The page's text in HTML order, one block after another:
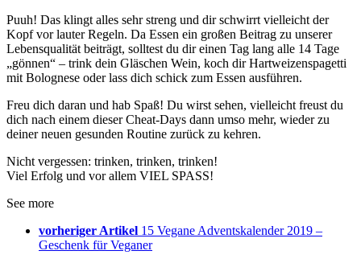
Puuh! Das klingt alles sehr streng und dir schwirrt vielleicht der
Kopf vor lauter Regeln. Da Essen ein großen Beitrag zu unserer
Lebensqualität beiträgt, solltest du dir einen Tag lang alle 14 Tage
„gönnen“ – trink dein Gläschen Wein, koch dir Hartweizenspagetti
mit Bolognese oder lass dich schick zum Essen ausführen.
Freu dich daran und hab Spaß! Du wirst sehen, vielleicht freust du
dich nach einem dieser Cheat-Days dann umso mehr, wieder zu
deiner neuen gesunden Routine zurück zu kehren.
Nicht vergessen: trinken, trinken, trinken!
Viel Erfolg und vor allem VIEL SPASS!
See more
vorheriger Artikel 15 Vegane Adventskalender 2019 –
Geschenk für Veganer